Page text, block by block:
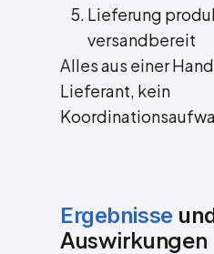
Lieferung
versandbereit
Alles aus einer
Lieferant, kein
Ergebnisse
Auswirkungen